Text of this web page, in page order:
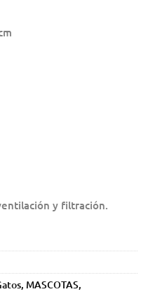
y filtración.
, MASCOTAS,